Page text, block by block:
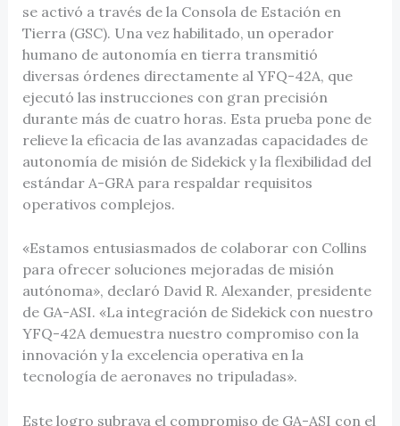
se activó a través de la Consola de Estación en
Tierra (GSC). Una vez habilitado, un operador
humano de autonomía en tierra transmitió
diversas órdenes directamente al YFQ-42A, que
ejecutó las instrucciones con gran precisión
durante más de cuatro horas. Esta prueba pone de
relieve la eficacia de las avanzadas capacidades de
autonomía de misión de Sidekick y la flexibilidad del
estándar A-GRA para respaldar requisitos
operativos complejos.
«Estamos entusiasmados de colaborar con Collins
para ofrecer soluciones mejoradas de misión
autónoma», declaró David R. Alexander, presidente
de GA-ASI. «La integración de Sidekick con nuestro
YFQ-42A demuestra nuestro compromiso con la
innovación y la excelencia operativa en la
tecnología de aeronaves no tripuladas».
Este logro subraya el compromiso de GA-ASI con el